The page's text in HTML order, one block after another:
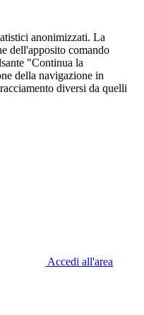
anonimizzati. La
dell'apposito comando
"Continua la
della navigazione in
diversi da quelli
Accedi all'area